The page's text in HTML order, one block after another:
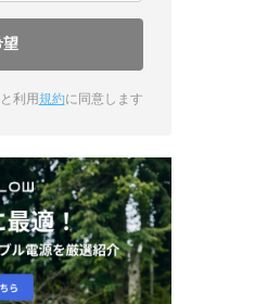
と利用規約に同意します